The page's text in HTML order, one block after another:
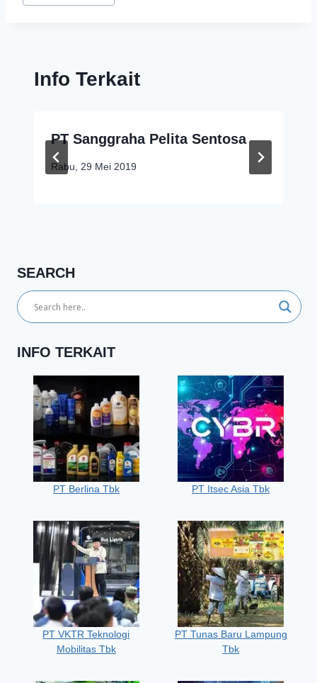
Info Terkait
PT Sanggraha Pelita Sentosa
Rabu, 29 Mei 2019
SEARCH
INFO TERKAIT
PT Berlina Tbk PT Itsec Asia Tbk
PT VKTR Teknologi
Mobilitas Tbk
PT Tunas Baru Lampung
Tbk